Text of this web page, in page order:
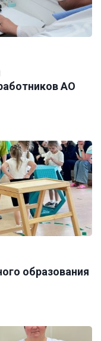
АО
образования